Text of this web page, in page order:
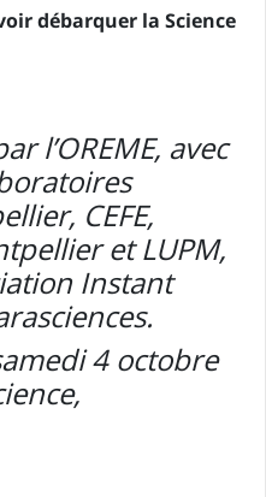
débarquer la Science
l’OREME, avec
CEFE,
et LUPM,
Instant
4 octobre